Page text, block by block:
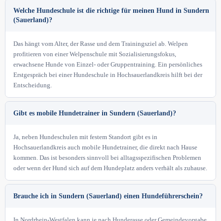
Welche Hundeschule ist die richtige für meinen Hund in Sundern
(Sauerland)?
Das hängt vom Alter, der Rasse und dem Trainingsziel ab. Welpen
profitieren von einer Welpenschule mit Sozialisierungsfokus,
erwachsene Hunde von Einzel- oder Gruppentraining. Ein persönliches
Erstgespräch bei einer Hundeschule in Hochsauerlandkreis hilft bei der
Entscheidung.
Gibt es mobile Hundetrainer in Sundern (Sauerland)?
Ja, neben Hundeschulen mit festem Standort gibt es in
Hochsauerlandkreis auch mobile Hundetrainer, die direkt nach Hause
kommen. Das ist besonders sinnvoll bei alltagsspezifischen Problemen
oder wenn der Hund sich auf dem Hundeplatz anders verhält als zuhause.
Brauche ich in Sundern (Sauerland) einen Hundeführerschein?